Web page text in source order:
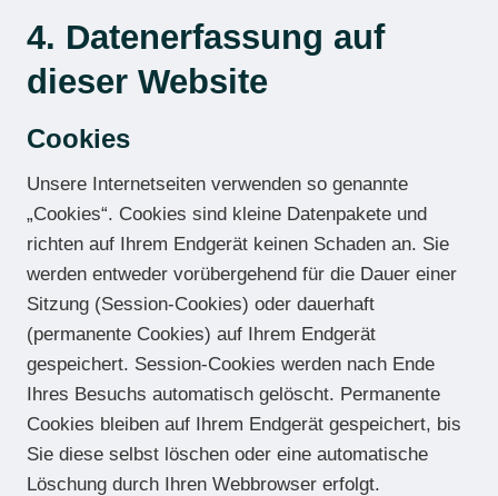
4. Datenerfassung auf
dieser Website
Cookies
Unsere Internetseiten verwenden so genannte
„Cookies“. Cookies sind kleine Datenpakete und
richten auf Ihrem Endgerät keinen Schaden an. Sie
werden entweder vorübergehend für die Dauer einer
Sitzung (Session-Cookies) oder dauerhaft
(permanente Cookies) auf Ihrem Endgerät
gespeichert. Session-Cookies werden nach Ende
Ihres Besuchs automatisch gelöscht. Permanente
Cookies bleiben auf Ihrem Endgerät gespeichert, bis
Sie diese selbst löschen oder eine automatische
Löschung durch Ihren Webbrowser erfolgt.